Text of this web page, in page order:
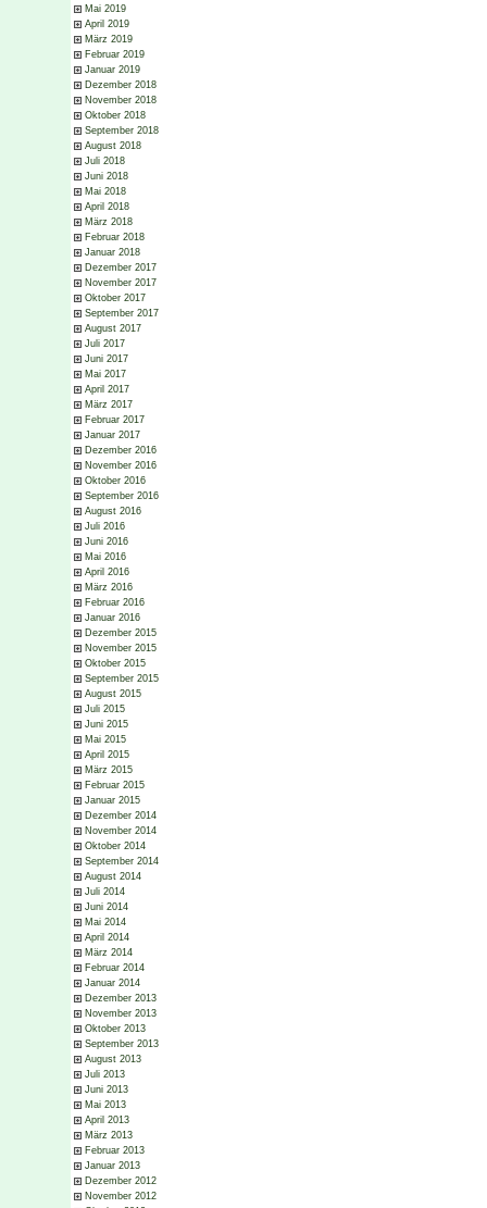
Mai 2019
April 2019
März 2019
Februar 2019
Januar 2019
Dezember 2018
November 2018
Oktober 2018
September 2018
August 2018
Juli 2018
Juni 2018
Mai 2018
April 2018
März 2018
Februar 2018
Januar 2018
Dezember 2017
November 2017
Oktober 2017
September 2017
August 2017
Juli 2017
Juni 2017
Mai 2017
April 2017
März 2017
Februar 2017
Januar 2017
Dezember 2016
November 2016
Oktober 2016
September 2016
August 2016
Juli 2016
Juni 2016
Mai 2016
April 2016
März 2016
Februar 2016
Januar 2016
Dezember 2015
November 2015
Oktober 2015
September 2015
August 2015
Juli 2015
Juni 2015
Mai 2015
April 2015
März 2015
Februar 2015
Januar 2015
Dezember 2014
November 2014
Oktober 2014
September 2014
August 2014
Juli 2014
Juni 2014
Mai 2014
April 2014
März 2014
Februar 2014
Januar 2014
Dezember 2013
November 2013
Oktober 2013
September 2013
August 2013
Juli 2013
Juni 2013
Mai 2013
April 2013
März 2013
Februar 2013
Januar 2013
Dezember 2012
November 2012